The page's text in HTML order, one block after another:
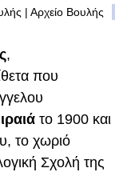
| Αρχείο Βουλής
,
που
το 1900 και
το χωριό
Σχολή της